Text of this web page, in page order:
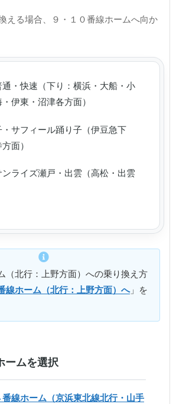
える場合、９・１０番線ホームへ向か
・快速（下り：横浜・大船・小
伊東・沼津各方面）
サフィール踊り子（伊豆急下
面）
ライズ瀬戸・出雲（高松・出雲
（北行：上野方面）への乗り換え方
線ホーム（北行：上野方面）へ」を
ームを選択
線ホーム（京浜東北線北行・山手